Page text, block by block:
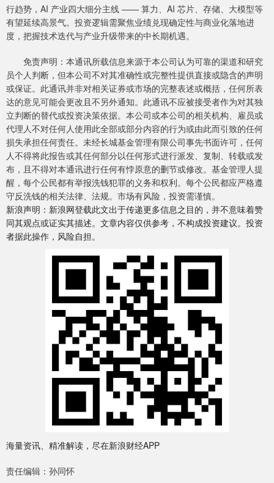
行趋势，AI 产业四大细分主线 —— 算力、AI 芯片、存储、大模型等
有望延续高景气。投资逻辑需聚焦业绩兑现确定性与商业化落地进
度，把握技术迭代与产业升级带来的中长期机遇。
免责声明：本通讯所载信息来源于本公司认为可靠的渠道和研究
员个人判断，但本公司不对其准确性或完整性提供直接或隐含的声明
或保证。此通讯并非对相关证券或市场的完整表述或概括，任何所表
达的意见可能会更改且不另外通知。此通讯不应被接受者作为对其独
立判断的替代或投资决策依据。本公司或本公司的相关机构、雇员或
代理人不对任何人使用此全部或部分内容的行为或由此而引致的任何
损失承担任何责任。未经长城基金管理有限公司事先书面许可，任何
人不得将此报告或其任何部分以任何形式进行派发、复制、转载或发
布，且不得对本通讯进行任何有悖原意的删节或修改。基金管理人提
醒，每个公民都有举报洗钱犯罪的义务和权利。每个公民都应严格遵
守反洗钱的相关法律、法规。市场有风险，投资需谨慎。
新浪声明：新浪网登载此文出于传递更多信息之目的，并不意味着赞
同其观点或证实其描述。文章内容仅供参考，不构成投资建议。投资
者据此操作，风险自担。
海量资讯、精准解读，尽在新浪财经APP
责任编辑：孙同怀